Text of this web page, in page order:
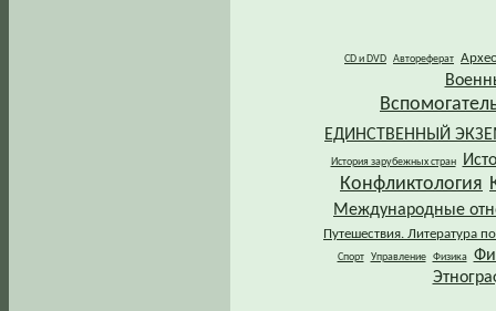
CD и DVD Автореферат
ЕДИНСТВЕННЫЙ
История зарубежных стран
Конфликтология
Международные
Путешествия. Литература
Спорт Управление Физика